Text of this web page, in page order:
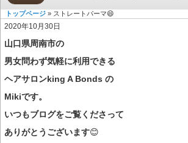
トップページ » ストレートパーマ😄
2020年10月30日
山口県周南市の
男女問わず気軽に利用できる
ヘアサロンking A Bonds の
Mikiです。
いつもブログをご覧くださって
ありがとうございます😊